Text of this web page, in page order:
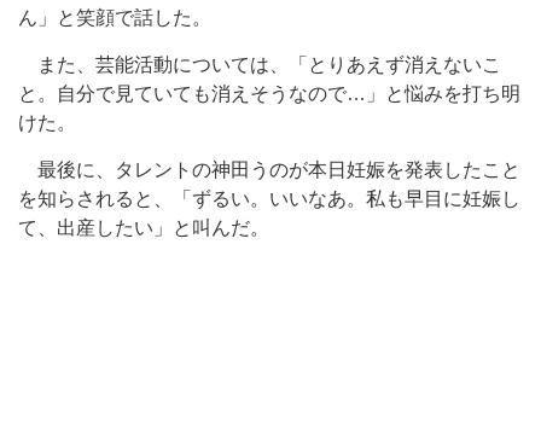
ん」と笑顔で話した。
また、芸能活動については、「とりあえず消えないこ
と。自分で見ていても消えそうなので…」と悩みを打ち明
けた。
最後に、タレントの神田うのが本日妊娠を発表したこと
を知らされると、「ずるい。いいなあ。私も早目に妊娠し
て、出産したい」と叫んだ。